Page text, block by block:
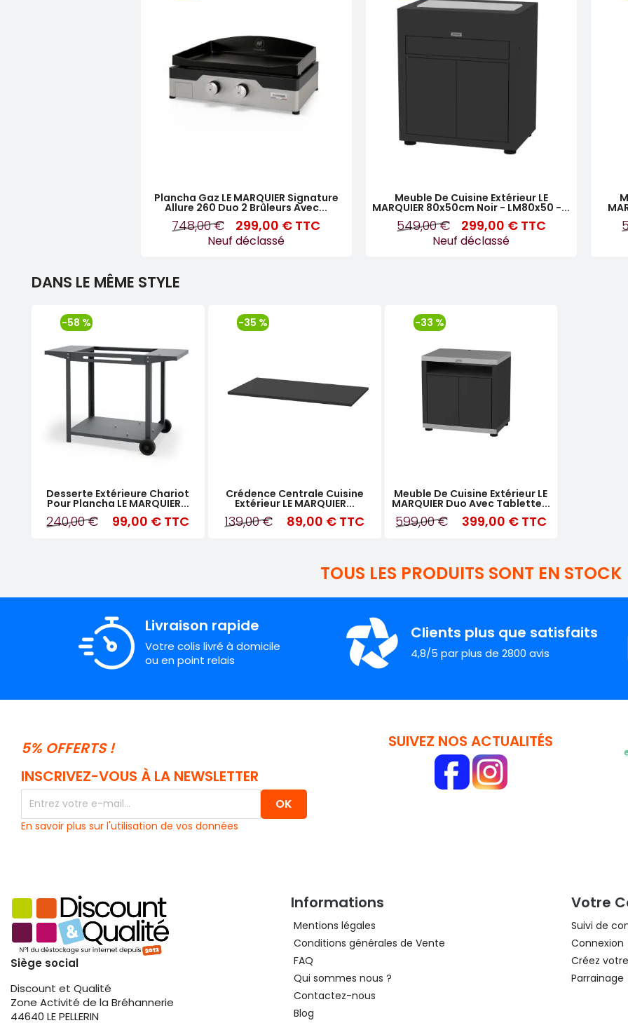
Plancha Gaz LE MARQUIER Signature
Allure 260 Duo 2 Brûleurs Avec...
748,00 € 299,00 € TTC
Neuf déclassé
Meuble De Cuisine Extérieur LE
MARQUIER 80x50cm Noir - LM80x50 -...
549,00 € 299,00 € TTC
Neuf déclassé
DANS LE MÊME STYLE
Desserte Extérieure Chariot
Pour Plancha LE MARQUIER...
240,00 € 99,00 € TTC
-58 %
Crédence Centrale Cuisine
Extérieur LE MARQUIER...
139,00 € 89,00 € TTC
-35 %
Meuble De Cuisine Extérieur LE
MARQUIER Duo Avec Tablette...
599,00 € 399,00 € TTC
-33 %
TOUS LES PRODUITS SONT EN STOCK
Livraison rapide
Votre colis livré à domicile
ou en point relais
Clients plus que satisfaits
4,8/5 par plus de 2800 avis
5% OFFERTS !
INSCRIVEZ-VOUS À LA NEWSLETTER
En savoir plus sur l'utilisation de vos données
SUIVEZ NOS ACTUALITÉS
Siège social
Discount et Qualité
Zone Activité de la Bréhannerie
44640 LE PELLERIN
Informations
Mentions légales
Conditions générales de Vente
FAQ
Qui sommes nous ?
Contactez-nous
Blog
Votre
Suivi de
Connexion
Créez
Parrainage